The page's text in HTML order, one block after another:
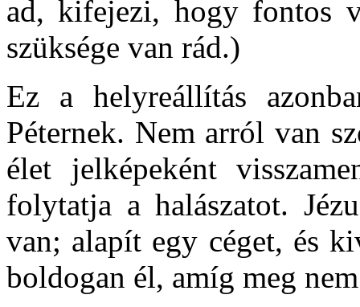
ad, kifejezi, hogy fontos
szüksége van rád.)
Ez a helyreállítás
Péternek. Nem arról van
élet jelképeként
folytatja a halászatot.
van; alapít egy céget, és
boldogan él, amíg meg